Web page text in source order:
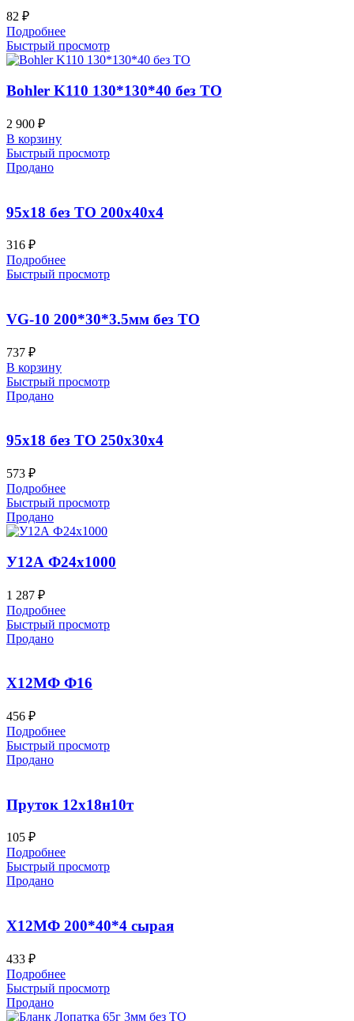
82 ₽
Подробнее
Быстрый просмотр
Bohler K110 130*130*40 без ТО
2 900 ₽
В корзину
Быстрый просмотр
Продано
95х18 без ТО 200x40x4
316 ₽
Подробнее
Быстрый просмотр
VG-10 200*30*3.5мм без ТО
737 ₽
В корзину
Быстрый просмотр
Продано
95х18 без ТО 250x30x4
573 ₽
Подробнее
Быстрый просмотр
Продано
У12А Ф24х1000
1 287 ₽
Подробнее
Быстрый просмотр
Продано
Х12МФ Ф16
456 ₽
Подробнее
Быстрый просмотр
Продано
Пруток 12х18н10т
105 ₽
Подробнее
Быстрый просмотр
Продано
Х12МФ 200*40*4 сырая
433 ₽
Подробнее
Быстрый просмотр
Продано